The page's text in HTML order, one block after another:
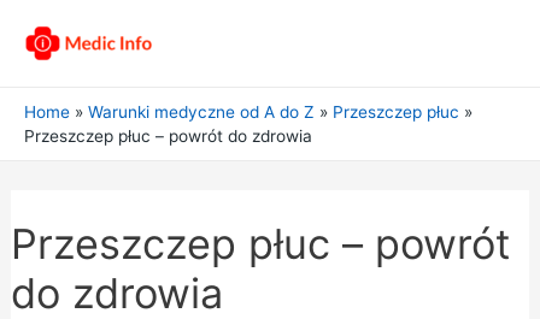
Home Warunki medyczne od A do Z
Przeszczep płuc
Przeszczep płuc – powrót do zdrowia
Przeszczep płuc – powrót
do zdrowia